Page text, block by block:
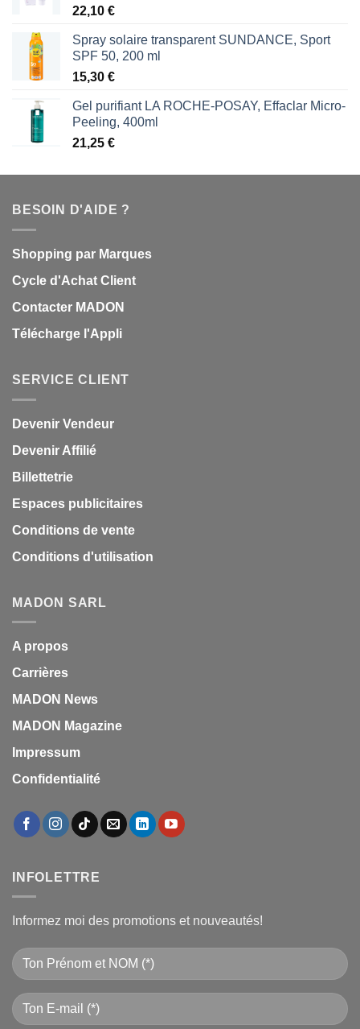
22,10 €
Spray solaire transparent SUNDANCE, Sport
SPF 50, 200 ml
15,30 €
Gel purifiant LA ROCHE-POSAY, Effaclar Micro-
Peeling, 400ml
21,25 €
BESOIN D'AIDE ?
Shopping par Marques
Cycle d'Achat Client
Contacter MADON
Télécharge l'Appli
SERVICE CLIENT
Devenir Vendeur
Devenir Affilié
Billettetrie
Espaces publicitaires
Conditions de vente
Conditions d'utilisation
MADON SARL
A propos
Carrières
MADON News
MADON Magazine
Impressum
Confidentialité
INFOLETTRE
Informez moi des promotions et nouveautés!